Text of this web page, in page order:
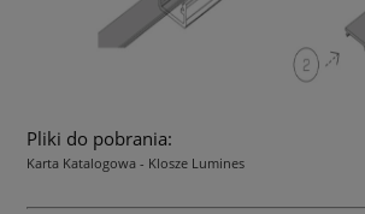
Pliki do pobrania:
Karta Katalogowa - Klosze Lumines